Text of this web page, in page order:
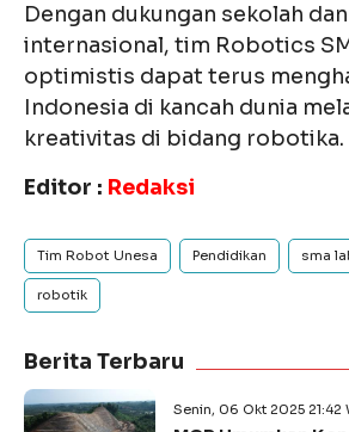
Dengan dukungan sekolah
internasional, tim Robotics
optimistis dapat terus
Indonesia di kancah dunia
kreativitas di bidang robotika.
Editor : Redaksi
Tim Robot Unesa Pendidikan sma
robotik
Berita Terbaru
Senin, 06 Okt 2025 21:42